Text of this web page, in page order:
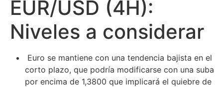
EUR/USD (4H):
Niveles a considerar
Euro se mantiene con una tendencia bajista en el
corto plazo, que podría modificarse con una suba
por encima de 1,3800 que implicará el quiebre de